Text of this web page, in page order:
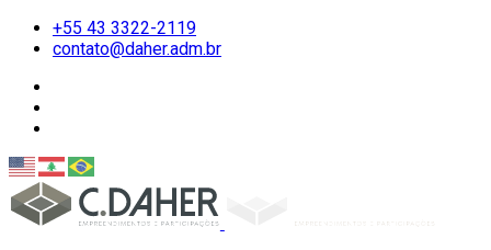
+55 43 3322-2119
contato@daher.adm.br